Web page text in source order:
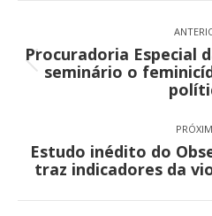
post:
Procuradoria Especial
seminário o
Estudo inédito do
traz indicadores da